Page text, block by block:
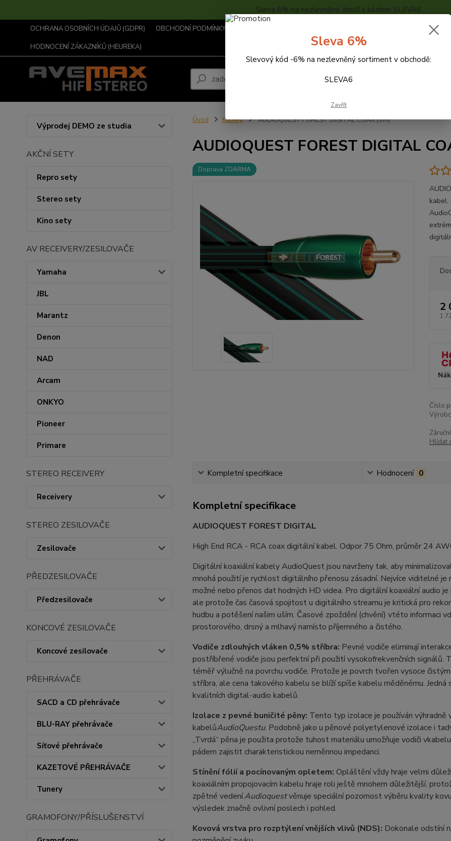
Sleva 6% na nezlevněné zboží s kódem SLEVA6
OCHRANA OSOBNÍCH ÚDAJŮ (GDPR) OBCHODNÍ PODMÍNKY ...
HODNOCENÍ ZÁKAZNÍKŮ (HEUREKA)
Hledat
Výprodej DEMO ze studia
AKČNÍ SETY
Repro sety
Stereo sety
Kino sety
AV RECEIVERY/ZESILOVAČE
Yamaha
JBL
Marantz
Denon
NAD
Arcam
ONKYO
Pioneer
Primare
STEREO RECEIVERY
Receivery
STEREO ZESILOVAČE
Zesilovače
PŘEDZESILOVAČE
Předzesilovače
KONCOVÉ ZESILOVAČE
Koncové zesilovače
PŘEHRÁVAČE
SACD a CD přehrávače
BLU-RAY přehrávače
Síťové přehrávače
KAZETOVÉ PŘEHRÁVAČE
Tunery
GRAMOFONY/PŘÍSLUŠENSTVÍ
Úvod Kabely AUDIOQUEST FOREST DIGITAL COAX (3m)
AUDIOQUEST FOREST DIGITAL
Doprava ZDARMA
kabel.
2
1
Číslo
Hlídat
Kompletní specifikace Hodnocení 0
Kompletní specifikace
AUDIOQUEST FOREST DIGITAL
High End RCA - RCA coax digitální kabel. Odpor 75 Ohm, průměr 24
Digitální koaxiální kabely AudioQuest jsou navrženy tak, aby
mnohá použití je rychlost digitálního přenosu zásadní. Nejvíce viditelné
možné nebo přenos dat hodných HD videa. Pro digitální koaxiální audio
ale protože čas časová spojitost u digitálního streamu je kritická pro
hudbu a potěšení našim uším. Časové zpoždění (chvění) vtéto informaci
prostorového, drsný a mlhavý namísto příjemného a čistého.
Vodiče zdlouhých vláken 0,5% stříbra: Pevné vodiče eliminují
postříbřené vodiče jsou perfektní při použití vysokofrekvenčních
téměř výlučně na povrchu vodiče. Protože je povrch tvořen vysoce
stříbra, ale cena takového kabelu se blíží spíše kabelu měděnému.
kvalitních digital-audio kabelů.
Izolace z pevné buničité pěny: Tento typ izolace je používán
kabelůAudioQuestu. Podobně jako u pěnové polyetylenové izolace i
„Tvrdá“ pěna je použita protože tuhost materiálu umožňuje vodiči
pádem zajistit charakteristickou neměnnou impedanci.
Stínění fólií a pocínovaným opletem: Opláštění vždy hraje velmi
koaxiálním propojovacím kabelu hraje roli ještě mnohem důležitější,
zpětné vedení.Audioquestvěnuje speciální pozornost výběru kvality
výsledek značně ovlivní poslech i pohled.
Kovová vrstva pro rozptýlení vnějších vlivů (NDS): Dokonale odstíní
Sleva 6%
Slevový kód -6% na nezlevněný sortiment v obchodě:
SLEVA6
Zavřít